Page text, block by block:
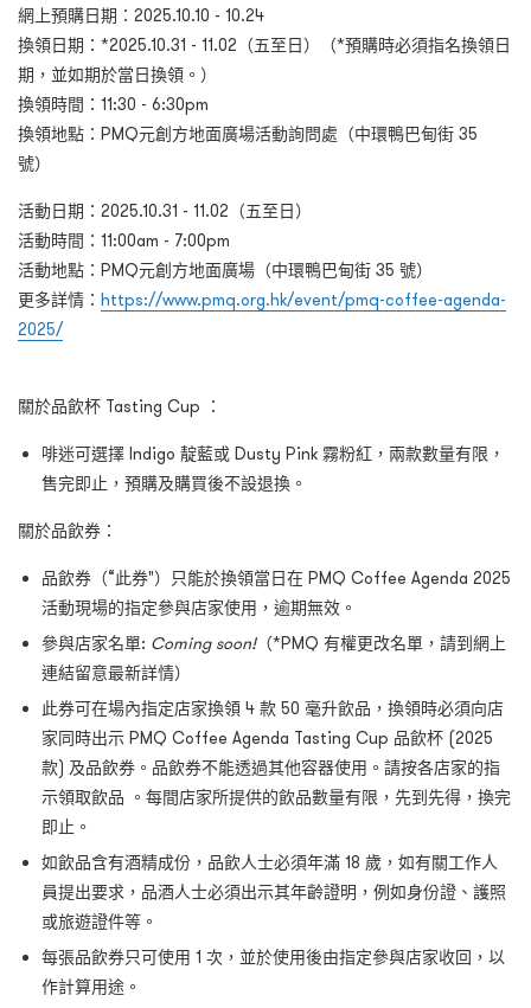
網上預購日期：2025.10.10 - 10.24
換領日期：*2025.10.31 - 11.02（五至日）（*預購時必須指名換領日
期，並如期於當日換領。）
換領時間：11:30 - 6:30pm
換領地點：PMQ元創方地面廣場活動詢問處（中環鴨巴甸街 35
號）
活動日期：2025.10.31 - 11.02（五至日）
活動時間：11:00am - 7:00pm
活動地點：PMQ元創方地面廣場（中環鴨巴甸街 35 號）
更多詳情： https://www.pmq.org.hk/event/pmq-coffee-agenda-
2025/
關於品飲杯 Tasting Cup ：
啡迷可選擇 Indigo 靛藍或 Dusty Pink 霧粉紅，兩款數量有限，
售完即止，預購及購買後不設退換。
關於品飲券：
品飲券（“此券"）只能於換領當日在 PMQ Coffee Agenda 2025
活動現場的指定參與店家使用，逾期無效。
參與店家名單: Coming soon!（*PMQ 有權更改名單，請到網上
連結留意最新詳情）
此券可在場內指定店家換領 4 款 50 毫升飲品，換領時必須向店
家同時出示 PMQ Coffee Agenda Tasting Cup 品飲杯 (2025
款) 及品飲券。品飲券不能透過其他容器使用。請按各店家的指
示領取飲品 。每間店家所提供的飲品數量有限，先到先得，換完
即止。
如飲品含有酒精成份，品飲人士必須年滿 18 歲，如有關工作人
員提出要求，品酒人士必須出示其年齡證明，例如身份證、護照
或旅遊證件等。
每張品飲券只可使用 1 次，並於使用後由指定參與店家收回，以
作計算用途。